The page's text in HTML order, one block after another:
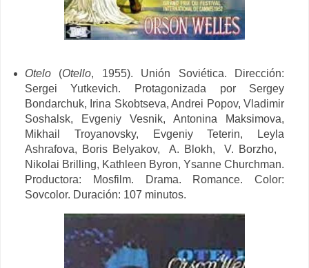
Otelo (Otello, 1955). Unión Soviética. Dirección:
Sergei Yutkevich. Protagonizada porSergey
Bondarchuk, Irina Skobtseva, Andrei Popov,Vladimir
Soshalsk, Evgeniy Vesnik, Antonina Maksimova,
Mikhail Troyanovsky, Evgeniy Teterin,
Leyla
Ashrafova, Boris Belyakov, A. Blokh,
V. Borzho,
Nikolai Brilling, Kathleen Byron,Ysanne Churchman.
Productora: Mosfilm. Drama. Romance. Color:
Sovcolor. Duración: 107 minutos.